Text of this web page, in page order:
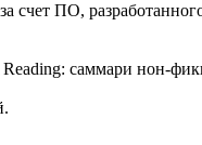
счет ПО,
саммари нон-